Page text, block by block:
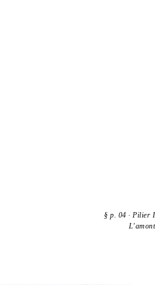
§p. 04 ·Pilier I
L'amont